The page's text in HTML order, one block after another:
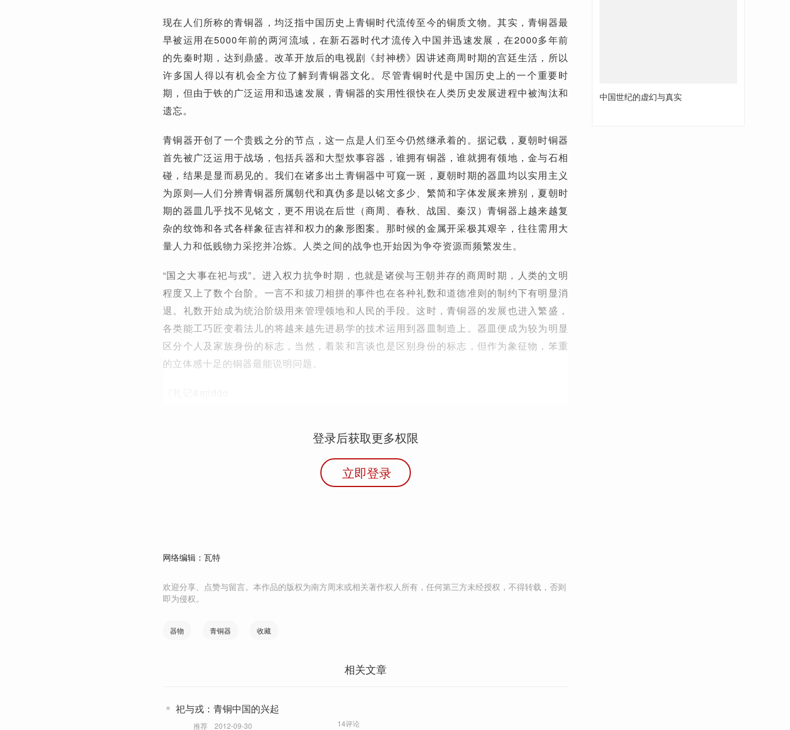
现在人们所称的青铜器，均泛指中国历史上青铜时代流传至今的铜质文物。其实，青铜器最
早被运用在5000年前的两河流域，在新石器时代才流传入中国并迅速发展，在2000多年前
的先秦时期，达到鼎盛。改革开放后的电视剧《封神榜》因讲述商周时期的宫廷生活，所以
许多国人得以有机会全方位了解到青铜器文化。尽管青铜时代是中国历史上的一个重要时
期，但由于铁的广泛运用和迅速发展，青铜器的实用性很快在人类历史发展进程中被淘汰和
遗忘。
青铜器开创了一个贵贱之分的节点，这一点是人们至今仍然继承着的。据记载，夏朝时铜器
首先被广泛运用于战场，包括兵器和大型炊事容器，谁拥有铜器，谁就拥有领地，金与石相
碰，结果是显而易见的。我们在诸多出土青铜器中可窥一斑，夏朝时期的器皿均以实用主义
为原则—人们分辨青铜器所属朝代和真伪多是以铭文多少、繁简和字体发展来辨别，夏朝时
期的器皿几乎找不见铭文，更不用说在后世（商周、春秋、战国、秦汉）青铜器上越来越复
杂的纹饰和各式各样象征吉祥和权力的象形图案。那时候的金属开采极其艰辛，往往需用大
量人力和低贱物力采挖并冶炼。人类之间的战争也开始因为争夺资源而频繁发生。
“国之大事在祀与戎”。进入权力抗争时期，也就是诸侯与王朝并存的商周时期，人类的文明
程度又上了数个台阶。一言不和拔刀相拼的事件也在各种礼数和道德准则的制约下有明显消
退。礼数开始成为统治阶级用来管理领地和人民的手段。这时，青铜器的发展也进入繁盛，
各类能工巧匠变着法儿的将越来越先进易学的技术运用到器皿制造上。器皿便成为较为明显
区分个人及家族身份的标志，当然，着装和言谈也是区别身份的标志，但作为象征物，笨重
的立体感十足的铜器最能说明问题。
登录后获取更多权限
立即登录
网络编辑：瓦特
欢迎分享、点赞与留言。本作品的版权为南方周末或相关著作权人所有，任何第三方未经授权，不得转载，否则
即为侵权。
器物 青铜器 收藏
相关文章
祀与戎：青铜中国的兴起
推荐 2012-09-30 14评论
中国世纪的虚幻与真实